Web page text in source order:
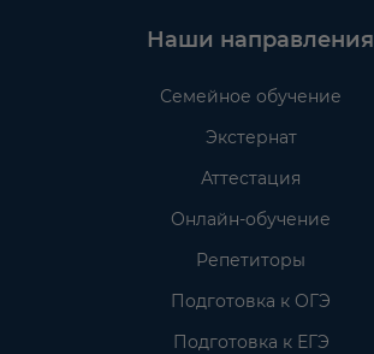
Наши направления
Семейное обучение
Экстернат
Аттестация
Онлайн-обучение
Репетиторы
Подготовка к ОГЭ
Подготовка к ЕГЭ